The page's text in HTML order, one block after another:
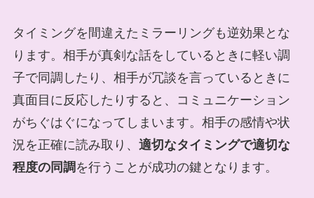
タイミングを間違えたミラーリングも逆効果とな
ります。相手が真剣な話をしているときに軽い調
子で同調したり、相手が冗談を言っているときに
真面目に反応したりすると、コミュニケーション
がちぐはぐになってしまいます。相手の感情や状
況を正確に読み取り、 適切なタイミングで適切な
程度の同調 を行うことが成功の鍵となります。